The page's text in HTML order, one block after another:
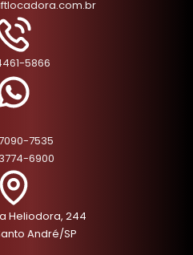
5866
7535
6900
Heliodora, 244
André/SP